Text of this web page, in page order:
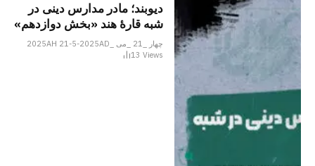
دیوبند؛ مادر مدارس دینی در
شبه قارۀ هند «بخش دوازدهم»
چهار _21 _می _2025AH 21-5-2025AD
13Views